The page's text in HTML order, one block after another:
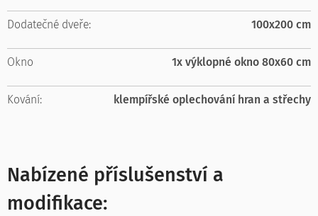
Dodatečné dveře: 100x200 cm
Okno 1x výklopné okno 80x60 cm
Kování: klempířské oplechování hran a střechy
Nabízené příslušenství a
modifikace: